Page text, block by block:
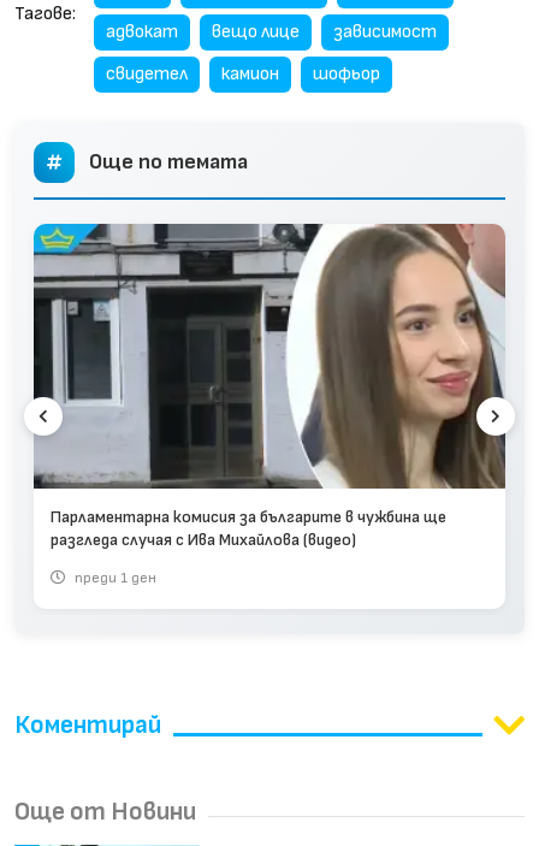
Тагове:
адвокат
вещо лице
зависимост
свидетел
камион шофьор
Още по темата
Парламентарна комисия за българите в чужбина ще
разгледа случая с Ива Михайлова (видео)
преди 1 ден
Коментирай
Още от Новини